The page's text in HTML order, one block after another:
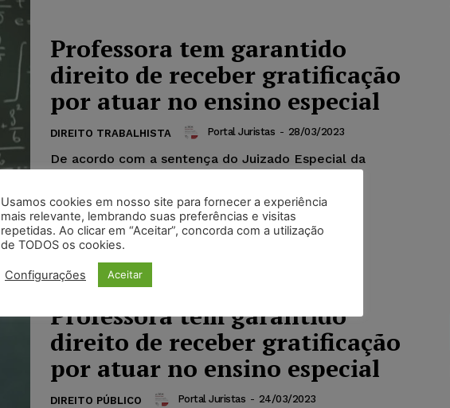
Professora tem garantido
direito de receber gratificação
por atuar no ensino especial
DIREITO TRABALHISTA Portal Juristas - 28/03/2023
De acordo com a sentença do Juizado Especial da
professora que trabalhou por cinco anos no...
Professora tem garantido
direito de receber gratificação
por atuar no ensino especial
DIREITO PÚBLICO Portal Juristas - 24/03/2023
Usamos cookies em nosso site para fornecer a experiência
mais relevante, lembrando suas preferências e visitas
repetidas. Ao clicar em “Aceitar”, concorda com a utilização
de TODOS os cookies.
Configurações Aceitar